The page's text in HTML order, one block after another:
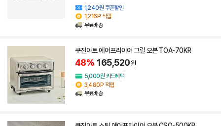
1,240원 쿠폰할인
1,216P 적립
무료배송
쿠진아트 에어프라이어 그릴 오븐 TOA-70KR
48% 165,520원
5,000원 카드혜택
3,480P 적립
무료배송